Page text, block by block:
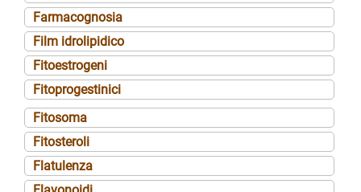
Farmacognosia
Film idrolipidico
Fitoestrogeni
Fitoprogestinici
Fitosoma
Fitosteroli
Flatulenza